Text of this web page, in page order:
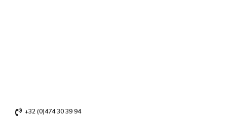
+32 (0)474 30 39 94